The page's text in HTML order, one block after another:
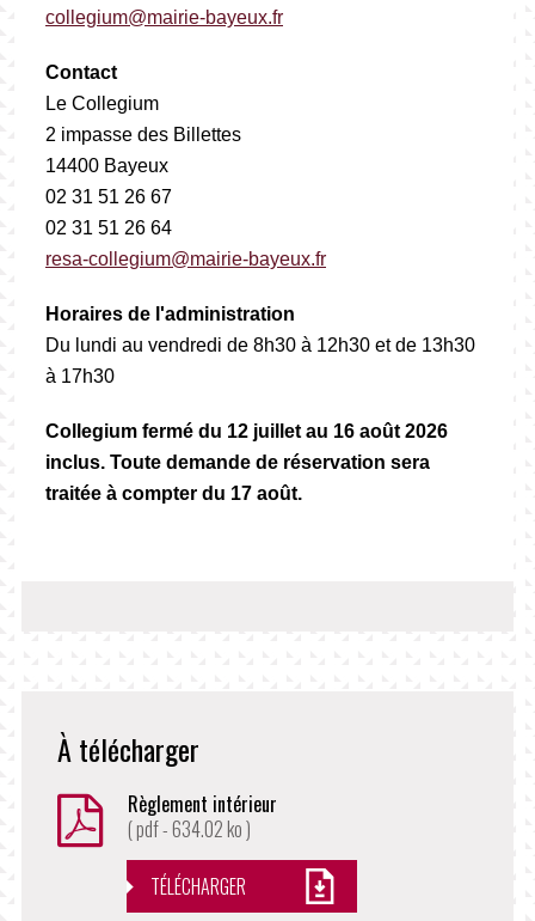
collegium@mairie-bayeux.fr
Contact
Le Collegium
2 impasse des Billettes
14400 Bayeux
02 31 51 26 67
02 31 51 26 64
resa-collegium@mairie-bayeux.fr
Horaires de l'administration
Du lundi au vendredi de 8h30 à 12h30 et de 13h30
à 17h30
Collegium fermé du 12 juillet au 16 août 2026
inclus. Toute demande de réservation sera
traitée à compter du 17 août.
À télécharger
Règlement intérieur
( pdf - 634.02 ko )
TÉLÉCHARGER